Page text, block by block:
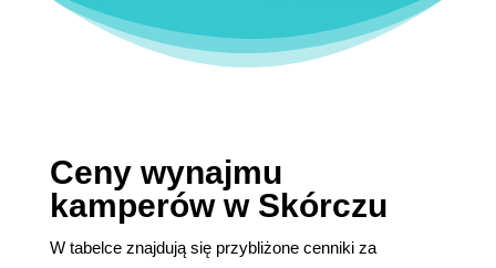
Ceny wynajmu
kamperów w Skórczu
W tabelce znajdują się przybliżone cenniki za